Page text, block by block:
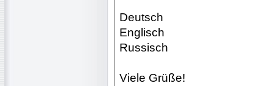
Deutsch
Englisch
Russisch
Viele Grüße!